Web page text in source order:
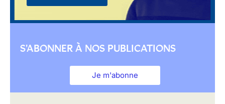
S'ABONNER À NOS PUBLICATIONS
Je m'abonne